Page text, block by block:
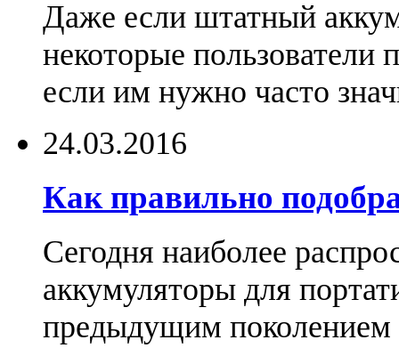
Даже если штатный
некоторые пользователи
если им нужно часто
24.03.2016
Как правильно
Сегодня наиболее
аккумуляторы для
предыдущим поколением